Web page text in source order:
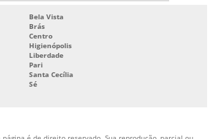
DE PAREDE
PAREDE PARA BANHEIRO
PARA HOTEL
HOTEL
Bela Vista
Brás
Centro
Higienópolis
Liberdade
Pari
Santa Cecília
Sé